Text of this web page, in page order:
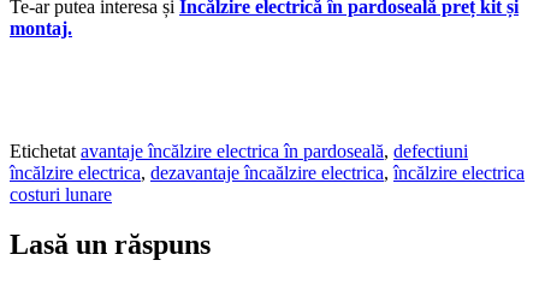
Te-ar putea interesa și Încălzire electrică în pardoseală preț kit și
montaj.
Etichetat avantaje încălzire electrica în pardoseală, defectiuni
încălzire electrica, dezavantaje încaălzire electrica,încălzire electrica
costuri lunare
Lasă un răspuns